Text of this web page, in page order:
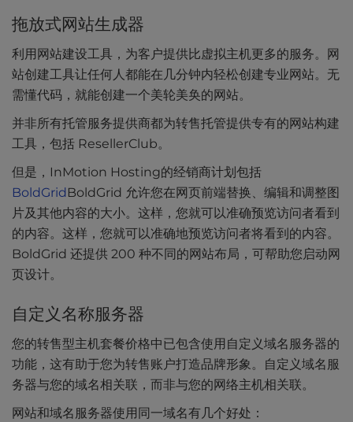
拖放式网站生成器
利用网站建设工具，为客户提供比虚拟主机更多的服务。网
站创建工具让任何人都能在几分钟内轻松创建专业网站。无
需懂代码，就能创建一个美轮美奂的网站。
并非所有托管服务提供商都为转售托管提供专有的网站构建
工具，包括 ResellerClub。
但是，InMotion Hosting的经销商计划包括
BoldGrid BoldGrid 允许您在网页前端替换、编辑和调整图
片及其他内容的大小。这样，您就可以准确预览访问者看到
的内容。这样，您就可以准确地预览访问者将看到的内容。
BoldGrid 还提供 200 种不同的网站布局，可帮助您启动网
页设计。
自定义名称服务器
您的转售型主机套餐价格中已包含使用自定义域名服务器的
功能，这有助于您为转售账户打造品牌形象。自定义域名服
务器与您的域名相关联，而非与您的网络主机相关联。
网站和域名服务器使用同一域名有几个好处：